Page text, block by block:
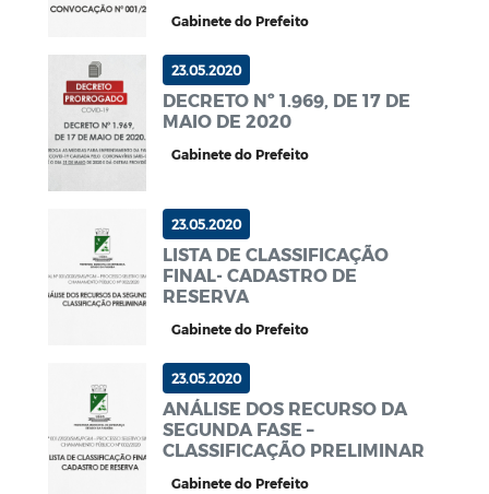
Gabinete do Prefeito
23.05.2020
DECRETO Nº 1.969, DE 17 DE
MAIO DE 2020
Gabinete do Prefeito
23.05.2020
LISTA DE CLASSIFICAÇÃO
FINAL- CADASTRO DE
RESERVA
Gabinete do Prefeito
23.05.2020
ANÁLISE DOS RECURSO DA
SEGUNDA FASE –
CLASSIFICAÇÃO PRELIMINAR
Gabinete do Prefeito